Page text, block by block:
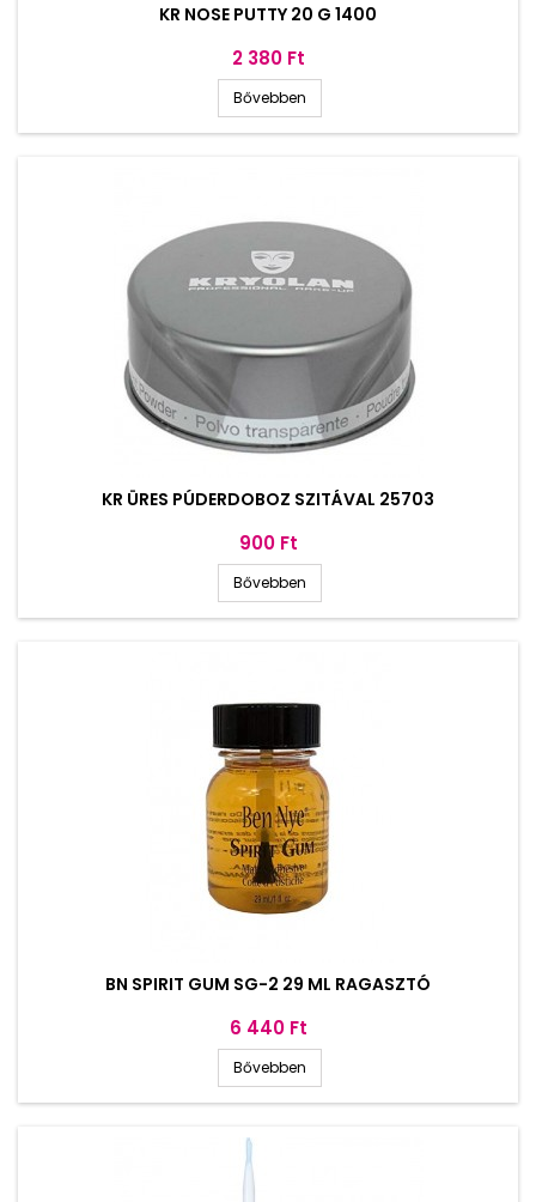
KR NOSE PUTTY 20 G 1400
Ár
2 380 Ft
Bővebben
KR ÜRES PÚDERDOBOZ SZITÁVAL 25703
Ár
900 Ft
Bővebben
BN SPIRIT GUM SG-2 29 ML RAGASZTÓ
Ár
6 440 Ft
Bővebben